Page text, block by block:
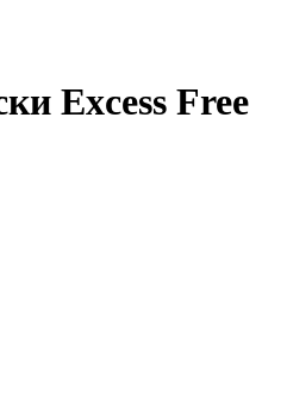
Excess Free